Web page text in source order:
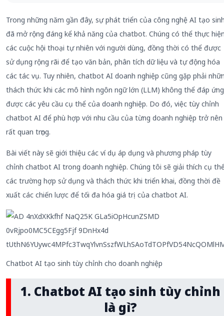
Trong những năm gần đây, sự phát triển của công nghệ AI tạo
đã mở rộng đáng kể khả năng của chatbot. Chúng có thể thực
các cuộc hội thoại tự nhiên với người dùng, đồng thời có thể được
sử dụng rộng rãi để tạo văn bản, phân tích dữ liệu và tự động hóa
các tác vụ. Tuy nhiên, chatbot AI doanh nghiệp cũng gặp phải
thách thức khi các mô hình ngôn ngữ lớn (LLM) không thể đáp ứng
được các yêu cầu cụ thể của doanh nghiệp. Do đó, việc tùy chỉnh
chatbot AI để phù hợp với nhu cầu của từng doanh nghiệp trở nên
rất quan trọng.
Bài viết này sẽ giới thiệu các ví dụ áp dụng và phương pháp tùy
chỉnh chatbot AI trong doanh nghiệp. Chúng tôi sẽ giải thích cụ
các trường hợp sử dụng và thách thức khi triển khai, đồng thời đề
xuất các chiến lược để tối đa hóa giá trị của chatbot AI.
Chatbot AI tạo sinh tùy chỉnh cho doanh nghiệp
1. Chatbot AI tạo sinh tùy chỉnh
là gì?